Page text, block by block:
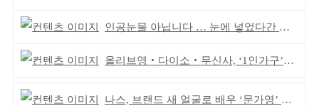
인공눈물 아닙니다 … 눈에 넣었다간 각막 손상
올리브영‧다이소‧무신사, ‘1인가구’가 이끈다
나스, 브랜드 새 얼굴로 배우 ‘문가영’ 발탁